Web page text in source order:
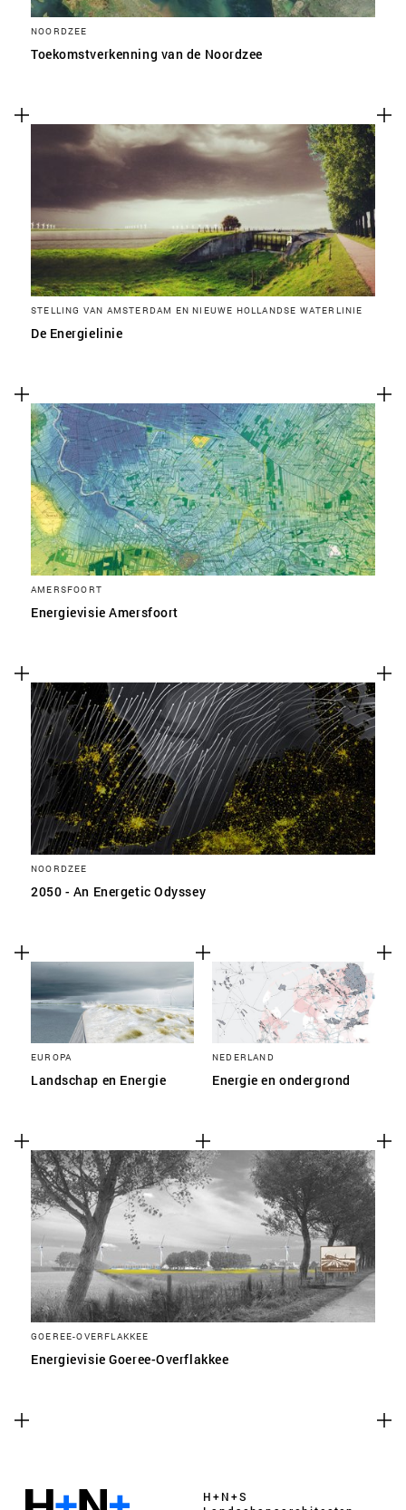
NOORDZEE
Toekomstverkenning van de Noordzee
STELLING VAN AMSTERDAM EN NIEUWE HOLLANDSE WATERLINIE
De Energielinie
AMERSFOORT
Energievisie Amersfoort
NOORDZEE
2050 - An Energetic Odyssey
EUROPA
Landschap en Energie
NEDERLAND
Energie en ondergrond
GOEREE-OVERFLAKKEE
Energievisie Goeree-Overflakkee
H+N+S